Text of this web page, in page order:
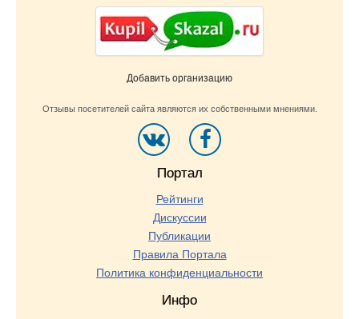
Добавить организацию
Отзывы посетителей сайта являются их собственными мнениями.
Портал
Рейтинги
Дискуссии
Публикации
Правила Портала
Политика конфиденциальности
Инфо